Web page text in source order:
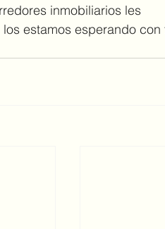
inmobiliarios les
estamos esperando con